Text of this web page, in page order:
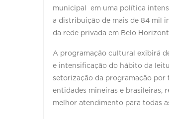
municipal em uma política
a distribuição de mais de 84 mil
da rede privada em Belo
A programação cultural exibirá
e intensificação do hábito da
setorização da programação
entidades mineiras e brasileiras,
melhor atendimento para todas